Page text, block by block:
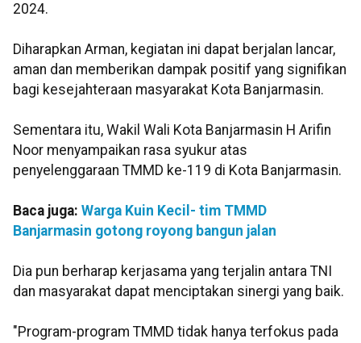
2024.
Diharapkan Arman, kegiatan ini dapat berjalan lancar,
aman dan memberikan dampak positif yang signifikan
bagi kesejahteraan masyarakat Kota Banjarmasin.
Sementara itu, Wakil Wali Kota Banjarmasin H Arifin
Noor menyampaikan rasa syukur atas
penyelenggaraan TMMD ke-119 di Kota Banjarmasin.
Baca juga: Warga Kuin Kecil- tim TMMD
Banjarmasin gotong royong bangun jalan
Dia pun berharap kerjasama yang terjalin antara TNI
dan masyarakat dapat menciptakan sinergi yang baik.
"Program-program TMMD tidak hanya terfokus pada